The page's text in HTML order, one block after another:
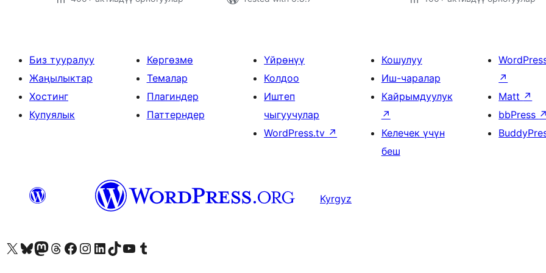
Биз тууралуу
Жаңылыктар
Хостинг
Купуялык
Көргөзмө
Темалар
Плагиндер
Паттерндер
Үйрөнүү
Колдоо
Иштеп
чыгуучулар
WordPress.tv ↗
Кошулуу
Иш-чаралар
Кайрымдуулук
↗
Келечек үчүн
беш
↗
Matt ↗
bbPress ↗
Kyrgyz
Visit our X (formerly Twitter) account
Visit our Bluesky account
Биздин Mastodon түрмөгүбүзгө баш багыңыз
Visit our Threads account
Биздин Facebook баракчабызга кириңиз
Биздин Instagram баракчабызга баш багыңыз
Биздин LinkedIn баракчабызга баш багыңыз
Visit our TikTok account
Visit our YouTube channel
Visit our Tumblr account